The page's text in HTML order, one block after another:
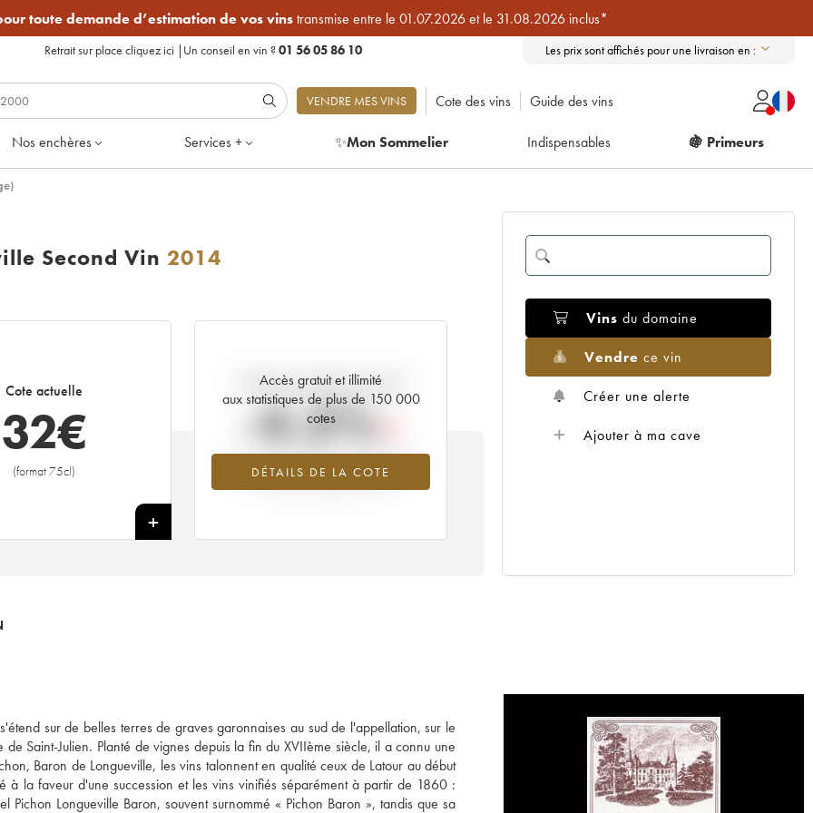
toute demande d’estimation de vos vinstransmise entre le 01.07.2026 et le 31.08.2026 inclus*
Retrait sur place cliquez ici | Un conseil en vin ?01 56 05 86 10 Les prix sont affichés pour une livraison en :
VENDRE MES VINS Cote des vins Guide des vins
Nos enchères Services + ✨Mon Sommelier Indispensables 🍇 Primeurs
Second Vin 2014
Cote actuelle
32€
(format 75cl)
+
Accès gratuit et illimité
aux statistiques de plus de 150 000
cotes
DÉTAILS DE LA COTE
Tendance actuelle de la cote
-4.3%
Tendance à la baisse du millésime 2014
en 2026 par rapport à 2025
Vins du domaine
Vendre ce vin
Créer une alerte
Ajouter à ma cave
sur de belles terres de graves garonnaises au sud de l'appellation, sur le
Saint-Julien. Planté de vignes depuis la fin du XVIIème siècle, il a connu une
Baron de Longueville, les vins talonnent en qualité ceux de Latour au début
la faveur d'une succession et les vins vinifiés séparément à partir de 1860 :
Longueville Baron, souvent surnommé « Pichon Baron », tandis que sa